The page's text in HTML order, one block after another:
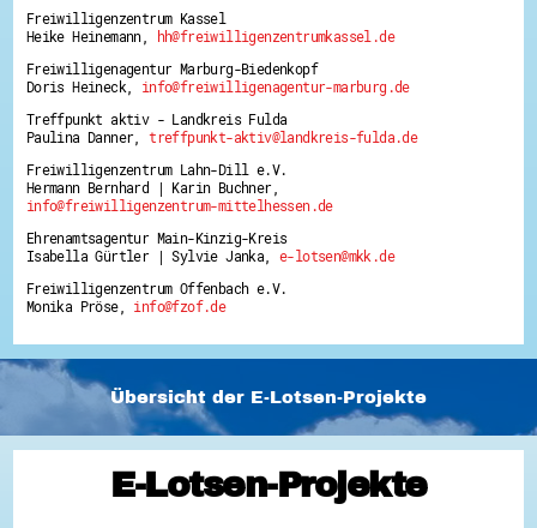
Freiwilligenzentrum Kassel
Heike Heinemann,
hh@freiwilligenzentrumkassel.de
Freiwilligenagentur Marburg-Biedenkopf
Doris Heineck, info@freiwilligenagentur-marburg.de
Treffpunkt aktiv - Landkreis Fulda
Paulina Danner,treffpunkt-aktiv@landkreis-fulda.de
Freiwilligenzentrum Lahn-Dill e.V.
Hermann Bernhard | Karin Buchner,
info@freiwilligenzentrum-mittelhessen.de
Ehrenamtsagentur Main-Kinzig-Kreis
Isabella Gürtler | Sylvie Janka,e-lotsen@mkk.de
Freiwilligenzentrum Offenbach e.V.
Monika Pröse, info@fzof.de
Übersicht der E-Lotsen-Projekte
E-Lotsen-Projekte